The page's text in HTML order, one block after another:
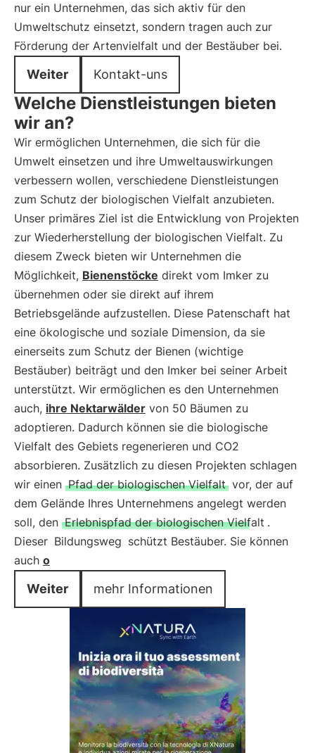
nur ein Unternehmen, das sich aktiv für den
Umweltschutz einsetzt, sondern tragen auch zur
Förderung der Artenvielfalt und der Bestäuber bei.
Weiter Kontakt-uns
Welche Dienstleistungen bieten
wir an?
Wir ermöglichen Unternehmen, die sich für die
Umwelt einsetzen und ihre Umweltauswirkungen
verbessern wollen, verschiedene Dienstleistungen
zum Schutz der biologischen Vielfalt anzubieten.
Unser primäres Ziel ist die Entwicklung von Projekten
zur Wiederherstellung der biologischen Vielfalt. Zu
diesem Zweck bieten wir Unternehmen die
Möglichkeit, Bienenstöcke direkt vom Imker zu
übernehmen oder sie direkt auf ihrem
Betriebsgelände aufzustellen. Diese Patenschaft hat
eine ökologische und soziale Dimension, da sie
einerseits zum Schutz der Bienen (wichtige
Bestäuber) beiträgt und den Imker bei seiner Arbeit
unterstützt. Wir ermöglichen es den Unternehmen
auch, ihre Nektarwälder von 50 Bäumen zu
adoptieren. Dadurch können sie die biologische
Vielfalt des Gebiets regenerieren und CO2
absorbieren. Zusätzlich zu diesen Projekten schlagen
wir einen Pfad der biologischen Vielfalt vor, der auf
dem Gelände Ihres Unternehmens angelegt werden
soll, den Erlebnispfad der biologischen Vielfalt .
Dieser Bildungsweg schützt Bestäuber. Sie können
auch o
Weiter mehr Informationen